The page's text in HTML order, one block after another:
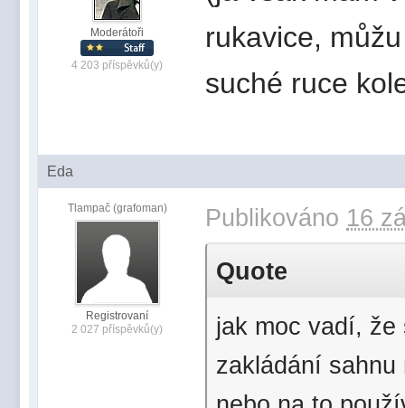
Moderátoři
4 203 příspěvků(y)
rukavice,
suché ruce
Eda
Tlampač (grafoman)
Registrovaní
2 027 příspěvků(y)
Publikováno 16
Quote
jak moc vadí, že
zakládání